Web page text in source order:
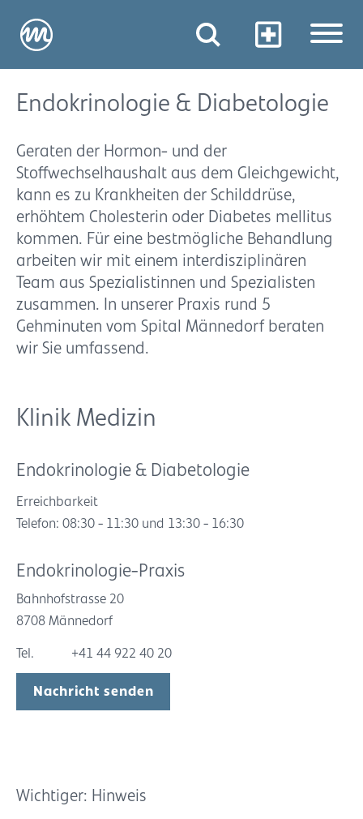
Endokrinologie & Diabetologie
Geraten der Hormon- und der
Stoffwechselhaushalt aus dem Gleichgewicht,
kann es zu Krankheiten der Schilddrüse,
erhöhtem Cholesterin oder Diabetes mellitus
kommen. Für eine bestmögliche Behandlung
arbeiten wir mit einem interdisziplinären
Team aus Spezialistinnen und Spezialisten
zusammen. In unserer Praxis rund 5
Gehminuten vom Spital Männedorf beraten
wir Sie umfassend.
Klinik Medizin
Endokrinologie & Diabetologie
Erreichbarkeit
Telefon: 08:30 - 11:30 und 13:30 - 16:30
Endokrinologie-Praxis
Bahnhofstrasse 20
8708 Männedorf
Tel. +41 44 922 40 20
Nachricht senden
Wichtiger: Hinweis